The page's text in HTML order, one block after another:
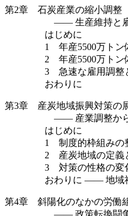
第2章 石炭産業の縮小調整
—— 生産維持と雇用
はじめに
1 年産5500万トン体
2 年産5500万トン体
3 急速な雇用調整と
おわりに
第3章 産炭地域振興対策の
—— 産業調整から地
はじめに
1 制度的枠組みの
2 産炭地域の定義と
3 対策の性格の変
おわりに —— 地域社
第4章 斜陽化のなかの労働